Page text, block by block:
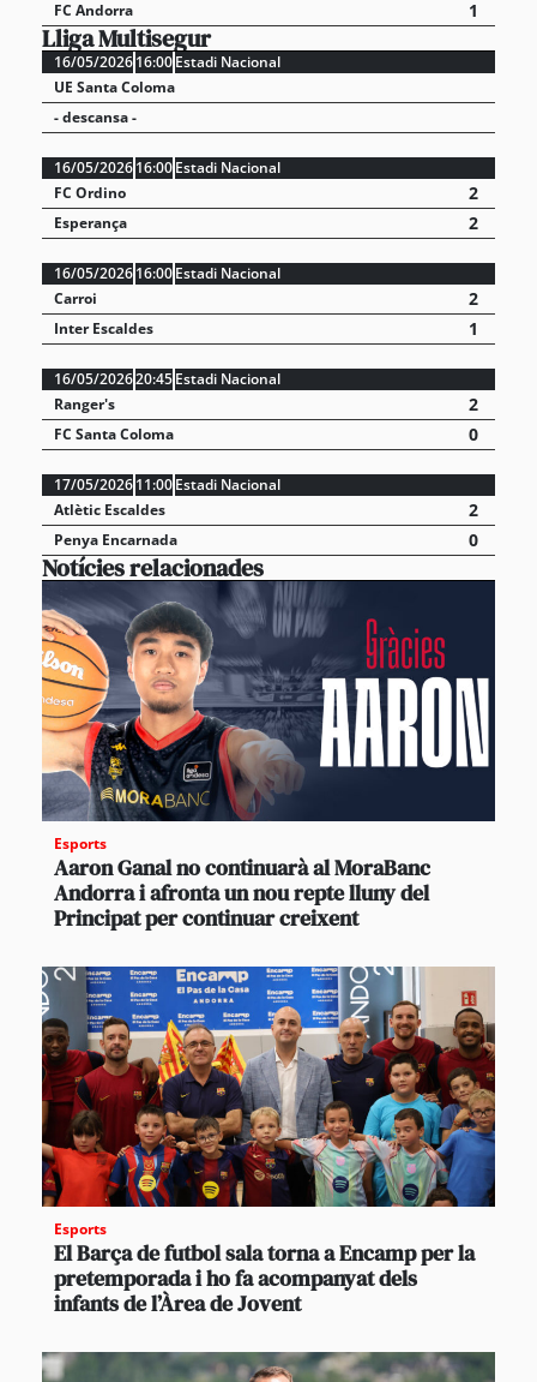
FC Andorra 1
Lliga Multisegur
16/05/202616:00Estadi Nacional
UE Santa Coloma
- descansa -
16/05/202616:00Estadi Nacional
FC Ordino
2
Esperança 2
16/05/202616:00Estadi Nacional
Carroi
2
Inter Escaldes 1
16/05/202620:45Estadi Nacional
Ranger's
2
FC Santa Coloma 0
17/05/202611:00Estadi Nacional
Atlètic Escaldes
2
Penya Encarnada 0
Notícies relacionades
Esports
Aaron Ganal no continuarà al MoraBanc
Andorra i afronta un nou repte lluny del
Principat per continuar creixent
Esports
El Barça de futbol sala torna a Encamp per la
pretemporada i ho fa acompanyat dels
infants de l’Àrea de Jovent